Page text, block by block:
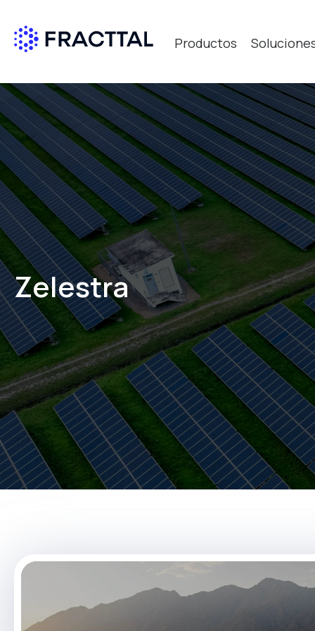
Productos
Qué
Zelestra